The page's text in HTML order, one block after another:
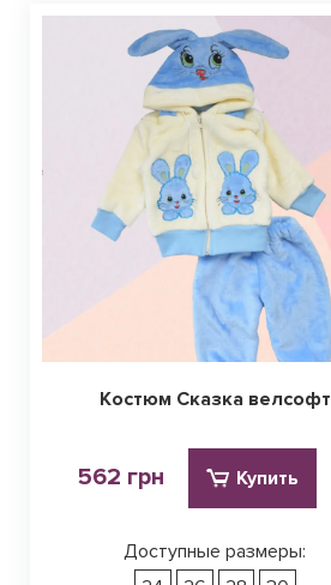
Костюм Сказка велсофт
562 грн Купить
Доступные размеры: